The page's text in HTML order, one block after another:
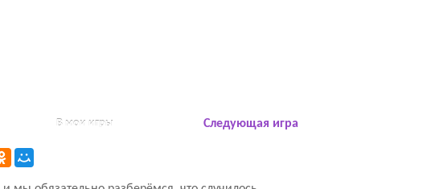
В мои игры Следующая игра